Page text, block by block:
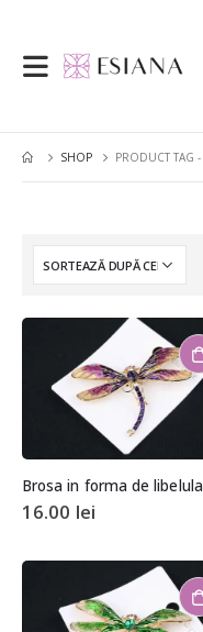
SHOP PRODUCT TAG -
Brosa in forma de libelula
16.00 lei